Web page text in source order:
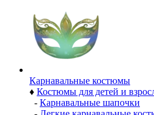
Карнавальные костюмы
♦ Костюмы для детей и
- Карнавальные шапочки